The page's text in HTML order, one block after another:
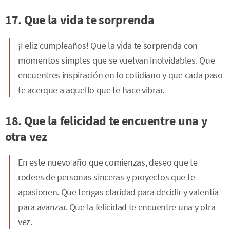
17. Que la vida te sorprenda
¡Feliz cumpleaños! Que la vida te sorprenda con
momentos simples que se vuelvan inolvidables. Que
encuentres inspiración en lo cotidiano y que cada paso
te acerque a aquello que te hace vibrar.
18. Que la felicidad te encuentre una y
otra vez
En este nuevo año que comienzas, deseo que te
rodees de personas sinceras y proyectos que te
apasionen. Que tengas claridad para decidir y valentía
para avanzar. Que la felicidad te encuentre una y otra
vez.